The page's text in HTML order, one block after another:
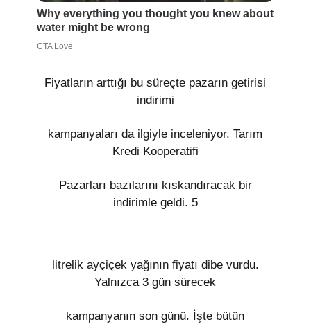
Fiyatların arttığı bu süreçte pazarın getirisi
indirimi
kampanyaları da ilgiyle inceleniyor. Tarım
Kredi Kooperatifi
Pazarları bazılarını kıskandıracak bir
indirimle geldi. 5
litrelik ayçiçek yağının fiyatı dibe vurdu.
Yalnızca 3 gün sürecek
kampanyanın son günü. İşte bütün